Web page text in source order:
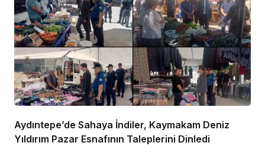
Aydıntepe’de Sahaya İndiler, Kaymakam Deniz
Yıldırım Pazar Esnafının Taleplerini Dinledi